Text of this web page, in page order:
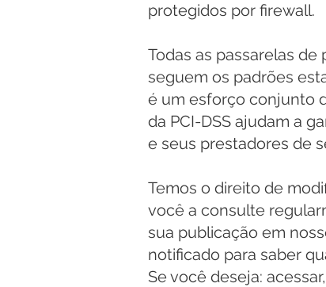
protegidos por firewall.
Todas as passarelas
seguem os padrões
é um esforço conjunto
da PCI-DSS ajudam a
e seus prestadores de
Temos o direito de
você a consulte
sua publicação em
notificado para saber
Se você deseja: